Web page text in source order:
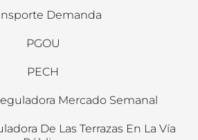
Demanda
PGOU
PECH
Mercado Semanal
De Las Terrazas En La Vía